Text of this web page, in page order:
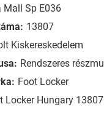
Mall Sp E036
13807
Kiskereskedelem
Rendszeres
Foot Locker
Locker Hungary 13807